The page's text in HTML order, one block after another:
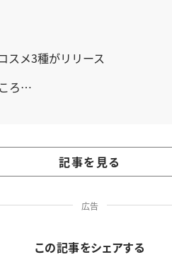
スメ3種がリリース
ろ…
記事を見る
広告
この記事をシェアする